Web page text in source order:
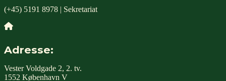
(+45) 5191 8978 | Sekretariat
Adresse:
Vester Voldgade 2, 2. tv.
1552 København V